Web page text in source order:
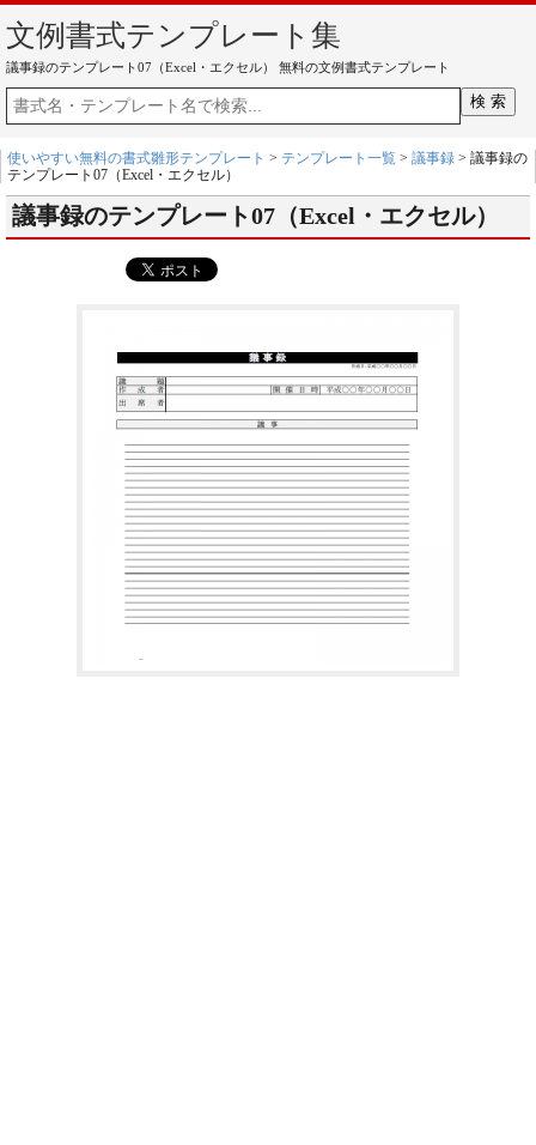
文例書式テンプレート集
議事録のテンプレート07（Excel・エクセル） 無料の文例書式テンプレート
使いやすい無料の書式雛形テンプレート > テンプレート一覧 > 議事録 > 議事録の
テンプレート07（Excel・エクセル）
議事録のテンプレート07（Excel・エクセル）